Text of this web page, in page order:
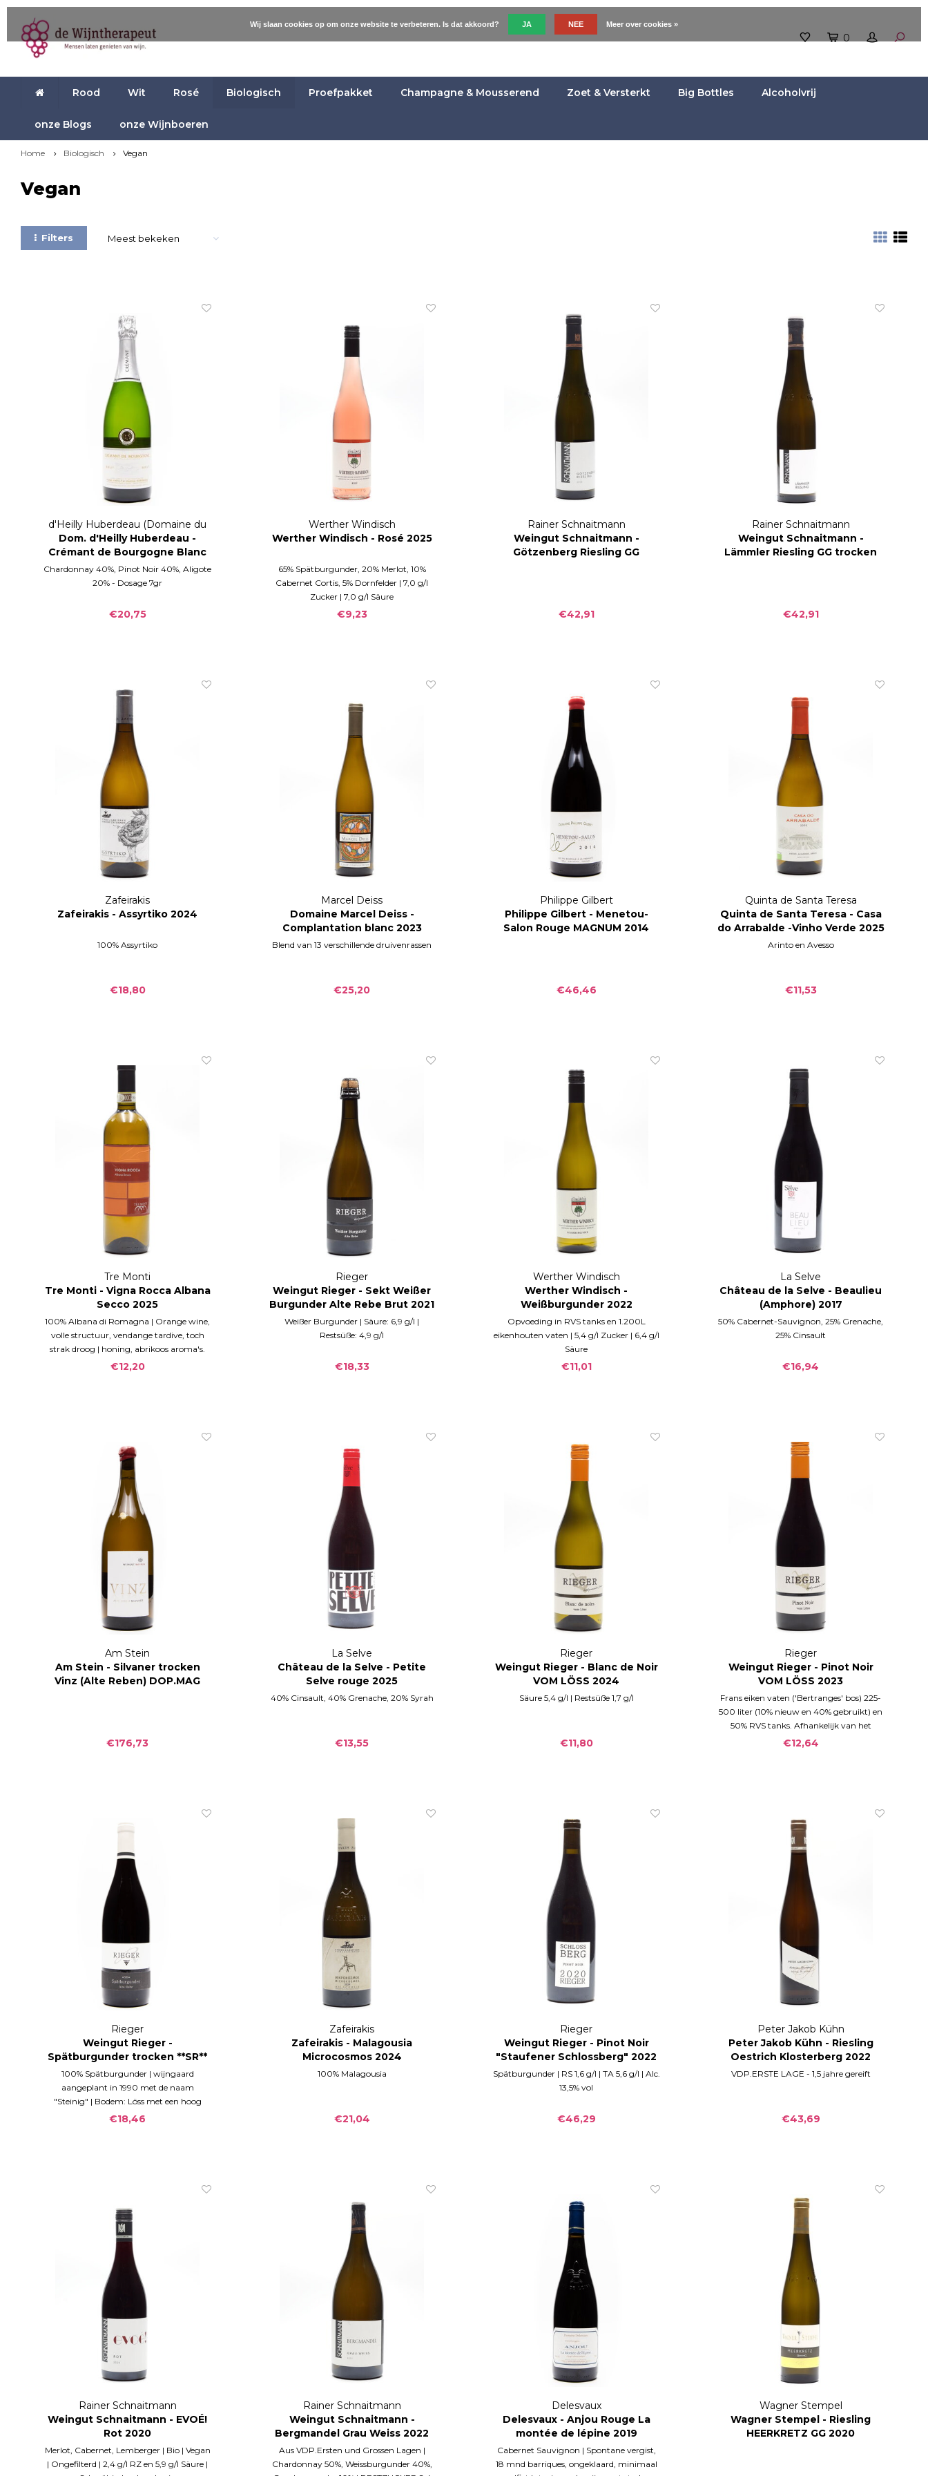
0
Rood Wit Rosé Biologisch Proefpakket Champagne & Mousserend Zoet & Versterkt Big Bottles Alcoholvrij
onze Blogs onze Wijnboeren
Home Biologisch Vegan
Vegan
Filters Meest bekeken
d'Heilly Huberdeau (Domaine du
Chétif Quart)
Dom. d'Heilly Huberdeau -
Crémant de Bourgogne Blanc
Brut
Chardonnay 40%, Pinot Noir 40%, Aligote
20% - Dosage 7gr
€20,75
Werther Windisch
Werther Windisch - Rosé 2025
65% Spätburgunder, 20% Merlot, 10%
Cabernet Cortis, 5% Dornfelder | 7,0 g/l
Zucker | 7,0 g/l Säure
€9,23
Rainer Schnaitmann
Weingut Schnaitmann -
Götzenberg Riesling GG
€42,91
Rainer Schnaitmann
Weingut Schnaitmann -
Lämmler Riesling GG trocken
€42,91
Zafeirakis
Zafeirakis - Assyrtiko 2024
100% Assyrtiko
€18,80
Marcel Deiss
Domaine Marcel Deiss -
Complantation blanc 2023
Blend van 13 verschillende druivenrassen
€25,20
Philippe Gilbert
Philippe Gilbert - Menetou-
Salon Rouge MAGNUM 2014
€46,46
Quinta de Santa Teresa
Quinta de Santa Teresa - Casa
do Arrabalde -Vinho Verde 2025
Arinto en Avesso
€11,53
Tre Monti
Tre Monti - Vigna Rocca Albana
Secco 2025
100% Albana di Romagna | Orange wine,
volle structuur, vendange tardive, toch
strak droog | honing, abrikoos aroma's.
€12,20
Rieger
Weingut Rieger - Sekt Weißer
Burgunder Alte Rebe Brut 2021
Weißer Burgunder | Säure: 6,9 g/l |
Restsüße: 4,9 g/l
€18,33
Werther Windisch
Werther Windisch -
Weißburgunder 2022
Opvoeding in RVS tanks en 1.200L
eikenhouten vaten | 5,4 g/l Zucker | 6,4 g/l
Säure
€11,01
La Selve
Château de la Selve - Beaulieu
(Amphore) 2017
50% Cabernet-Sauvignon, 25% Grenache,
25% Cinsault
€16,94
Am Stein
Am Stein - Silvaner trocken
Vinz (Alte Reben) DOP.MAG
€176,73
La Selve
Château de la Selve - Petite
Selve rouge 2025
40% Cinsault, 40% Grenache, 20% Syrah
€13,55
Rieger
Weingut Rieger - Blanc de Noir
VOM LÖSS 2024
Säure 5,4 g/l | Restsüße 1,7 g/l
€11,80
Rieger
Weingut Rieger - Pinot Noir
VOM LÖSS 2023
Frans eiken vaten ('Bertranges' bos) 225-
500 liter (10% nieuw en 40% gebruikt) en
50% RVS tanks. Afhankelijk van het
wijnjaar ca. 12 mnd op vat. Geen filtratie.
€12,64
Rieger
Weingut Rieger -
Spätburgunder trocken **SR**
Alte Rebe 2023
100% Spätburgunder | wijngaard
aangeplant in 1990 met de naam
"Steinig" | Bodem: Löss met een hoog
kalkaandeel (Kalkverwitterungsgestein). |
€18,46
Zafeirakis
Zafeirakis - Malagousia
Microcosmos 2024
100% Malagousia
€21,04
Rieger
Weingut Rieger - Pinot Noir
"Staufener Schlossberg" 2022
Spätburgunder | RS 1,6 g/l | TA 5,6 g/l | Alc.
13,5% vol
€46,29
Peter Jakob Kühn
Peter Jakob Kühn - Riesling
Oestrich Klosterberg 2022
VDP.ERSTE LAGE - 1,5 jahre gereift
€43,69
Rainer Schnaitmann
Weingut Schnaitmann - EVOÉ!
Rot 2020
Merlot, Cabernet, Lemberger | Bio | Vegan
| Ongefilterd | 2,4 g/l RZ en 5,9 g/l Säure |
Rainer Schnaitmann
Weingut Schnaitmann -
Bergmandel Grau Weiss 2022
MAGNUM
Aus VDP.Ersten und Grossen Lagen |
Chardonnay 50%, Weissburgunder 40%,
Delesvaux
Delesvaux - Anjou Rouge La
montée de lépine 2019
Cabernet Sauvignon | Spontane vergist,
18 mnd barriques, ongeklaard, minimaal
Wagner Stempel
Wagner Stempel - Riesling
HEERKRETZ GG 2020
Wij slaan cookies op om onze website te verbeteren. Is dat akkoord? JA NEE Meer over cookies »